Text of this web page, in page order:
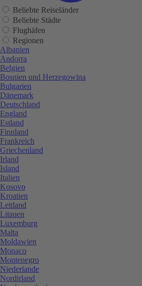
Beliebte Reiseländer
Beliebte Städte
Flughäfen
Regionen
Albanien
Andorra
Belgien
Bosnien und Herzegowina
Bulgarien
Dänemark
Deutschland
England
Estland
Finnland
Frankreich
Griechenland
Irland
Island
Italien
Kosovo
Kroatien
Lettland
Litauen
Luxemburg
Malta
Moldawien
Monaco
Montenegro
Niederlande
Nordirland